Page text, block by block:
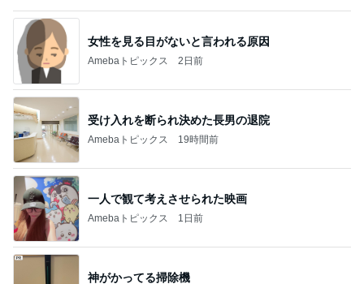
受け入れを断られ決めた長男の退院
Amebaトピックス 19時間前
一人で観て考えさせられた映画
Amebaトピックス 1日前
神がかってる掃除機
Amebaトピックス 1時間前
痛がる夫を無視し出て行った隣の部屋